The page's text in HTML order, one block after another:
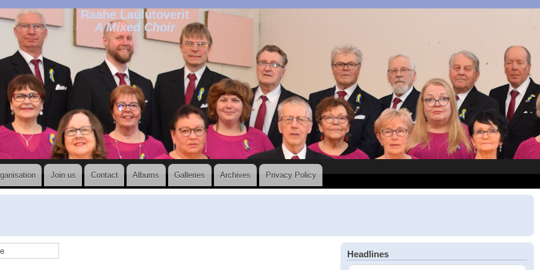
Raahe Laulutoverit
A Mixed Choir
Join us Contact Albums Galleries Archives Privacy Policy
Headlines